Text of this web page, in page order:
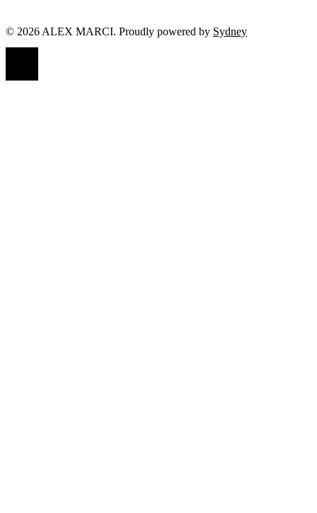
© 2026 ALEX MARCI. Proudly powered by Sydney